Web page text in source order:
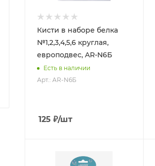
Кисти в наборе белка
№1,2,3,4,5,6 круглая,
европодвес, AR-N6Б
Есть в наличии
Арт.: AR-N6Б
125 ₽/шт